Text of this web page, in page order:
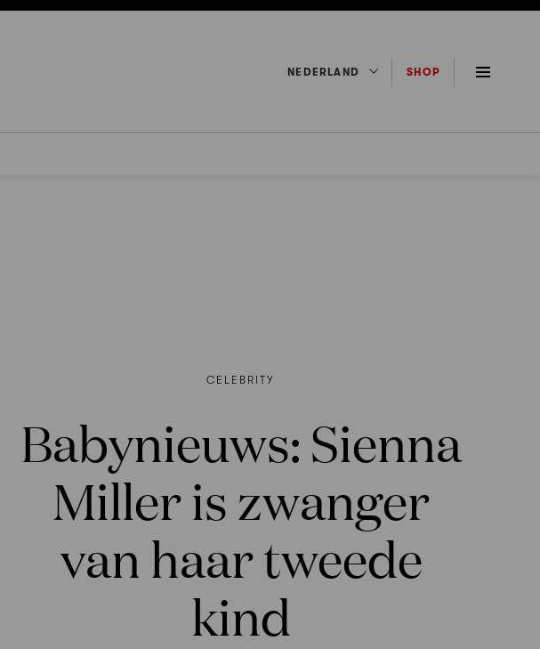
NEDERLAND SHOP
CELEBRITY
Babynieuws: Sienna
Miller is zwanger
van haar tweede
kind